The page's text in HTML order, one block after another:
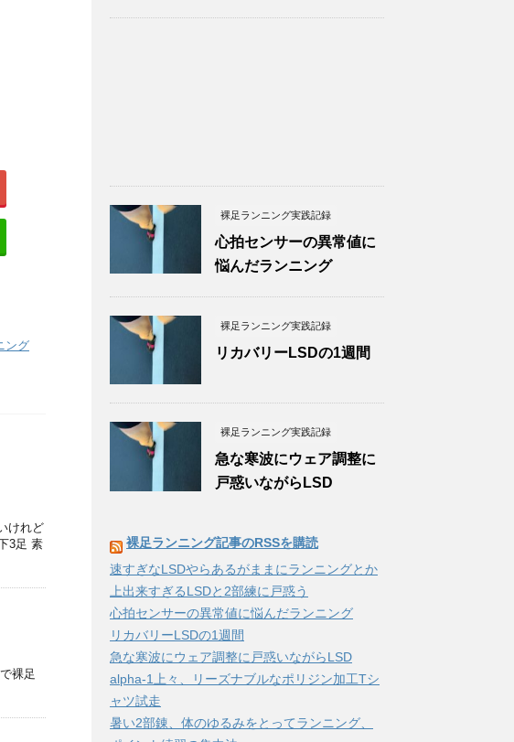
ング
けれど
3足 素
裸足
裸足ランニング実践記録
心拍センサーの異常値に
悩んだランニング
裸足ランニング実践記録
リカバリーLSDの1週間
裸足ランニング実践記録
急な寒波にウェア調整に
戸惑いながらLSD
裸足ランニング記事のRSSを購読
速すぎなLSDやらあるがままにランニングとか
上出来すぎるLSDと2部練に戸惑う
心拍センサーの異常値に悩んだランニング
リカバリーLSDの1週間
急な寒波にウェア調整に戸惑いながらLSD
alpha-1上々、リーズナブルなポリジン加工Tシ
ャツ試走
暑い2部錬、体のゆるみをとってランニング、